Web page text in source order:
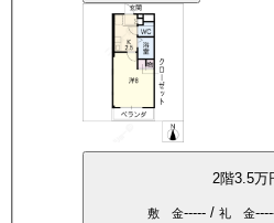
2階3.5万
敷 金-----/ 礼 金